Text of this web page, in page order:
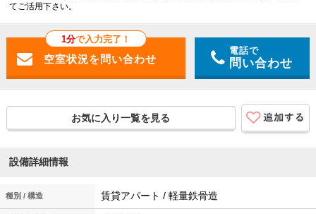
てご活用下さい。
1分で入力完了！
電話で
問い合わせ
お気に入り一覧を見る
設備詳細情報
種別 / 構造 賃貸アパート / 軽量鉄骨造